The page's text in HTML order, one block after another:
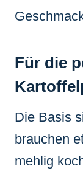
Für die
Die Basis
brauchen
mehlig